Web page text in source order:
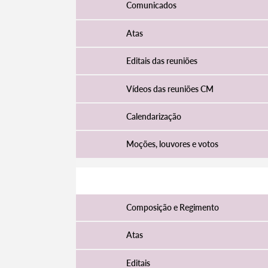
Comunicados
Atas
Editais das reuniões
Vídeos das reuniões CM
Calendarização
Moções, louvores e votos
Composição e Regimento
Atas
Editais